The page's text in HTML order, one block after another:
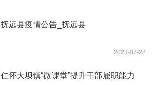
抚远县疫情公告_抚远县
2023-07-28
仁怀大坝镇“微课堂”提升干部履职能力